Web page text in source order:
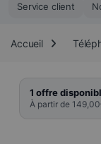
Service client
Accueil
1 offre
À partir de 149,00